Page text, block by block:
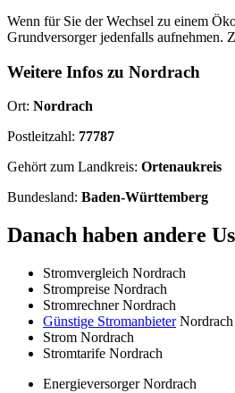
Wenn für Sie der Wechsel zu einem
Grundversorger jedenfalls aufnehmen.
Weitere Infos zu Nordrach
Ort: Nordrach
Postleitzahl: 77787
Gehört zum Landkreis: Ortenaukreis
Bundesland: Baden-Württemberg
Danach haben andere
Stromvergleich Nordrach
Strompreise Nordrach
Stromrechner Nordrach
Günstige StromanbieterNordrach
Strom Nordrach
Stromtarife Nordrach
Energieversorger Nordrach